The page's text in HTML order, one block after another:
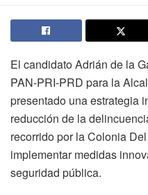
El candidato Adrián de la
PAN-PRI-PRD para la
presentado una estrategia
reducción de la
recorrido por la Colonia
implementar medidas
seguridad pública.